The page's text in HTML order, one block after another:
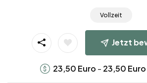
Vollzeit
Jetzt
23,50 Euro - 23,50 Euro